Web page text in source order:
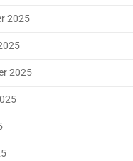
2025
2025